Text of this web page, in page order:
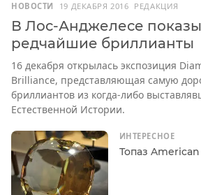
НОВОСТИ 19 ДЕКАБРЯ 2016 РЕДАКЦИЯ
В Лос-Анджелесе
редчайшие бриллианты
16 декабря открылась экспозиция
Brilliance, представляющая самую
бриллиантов из когда-либо
Естественной Истории.
ИНТЕРЕСНОЕ
Топаз